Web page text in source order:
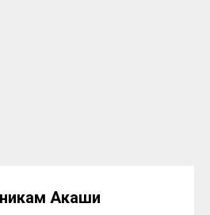
Акаши